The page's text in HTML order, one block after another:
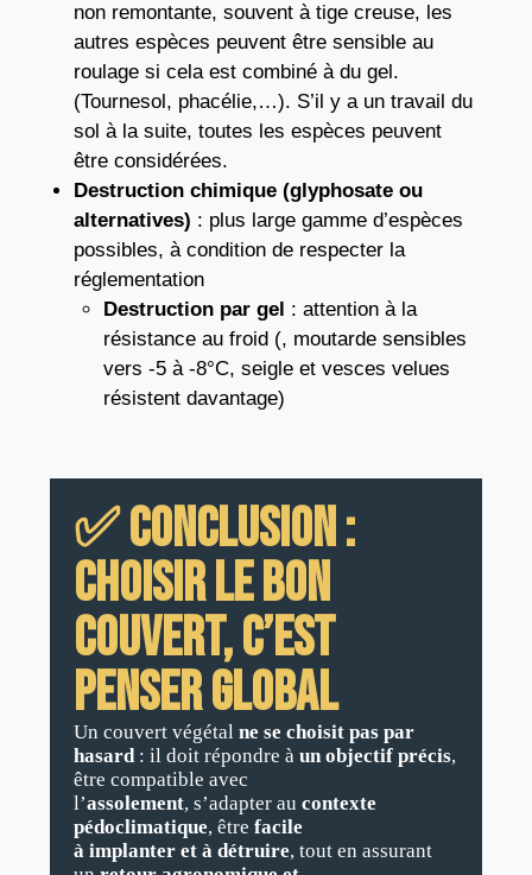
non remontante, souvent à tige creuse, les
autres espèces peuvent être sensible au
roulage si cela est combiné à du gel.
(Tournesol, phacélie,…). S’il y a un travail du
sol à la suite, toutes les espèces peuvent
être considérées.
Destruction chimique (glyphosate ou
alternatives) : plus large gamme d’espèces
possibles, à condition de respecter la
réglementation
Destruction par gel : attention à la
résistance au froid (, moutarde sensibles
vers -5 à -8°C, seigle et vesces velues
résistent davantage)
✅ Conclusion :
choisir le bon
couvert, c’est
penser global
Un couvert végétalne se choisit pas par
hasard: il doit répondre àun objectif précis,
être compatible avec
l’assolement, s’adapter aucontexte
pédoclimatique, êtrefacile
à implanter et à détruire, tout en assurant